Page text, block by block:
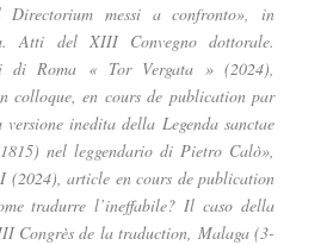
messi a confronto», in
Atti del XIII Convegno dottorale.
di Roma « Tor Vergata » (2024),
colloque, en cours de publication par
inedita della Legenda sanctae
nel leggendario di Pietro Calò»,
(2024), article en cours de publication
tradurre l’ineffabile? Il caso della
Congrès de la traduction, Malaga (3-